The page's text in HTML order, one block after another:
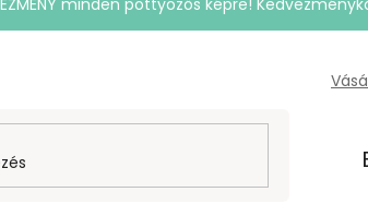
minden pöttyözős képre!